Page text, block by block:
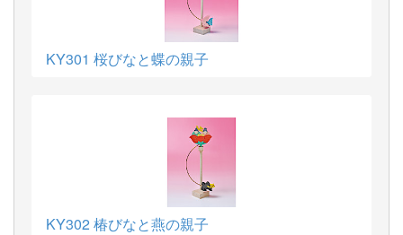
KY301 桜びなと蝶の親子
KY302 椿びなと燕の親子